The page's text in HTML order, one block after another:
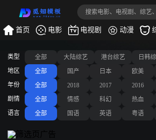
首页 电影 电视剧 动漫
类型 全部 大陆综艺 港台综艺 日韩
地区
全部 国产 日本 欧美
年份
全部 2018 2017 2016
剧情
全部 情感 科幻 热血
语言
全部 国语 英语 粤语